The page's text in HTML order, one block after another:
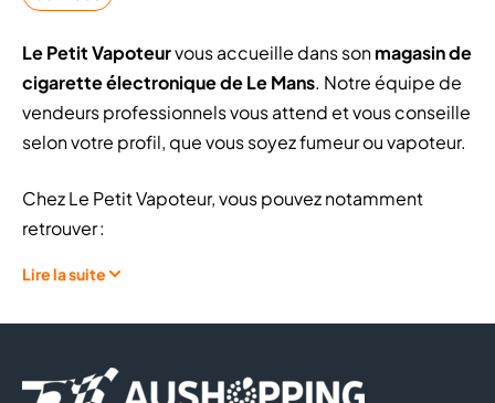
Le Petit Vapoteurvous accueille dans sonmagasin de
cigarette électronique de Le Mans. Notre équipe de
vendeurs professionnels vous attend et vous conseille
selon votre profil, que vous soyez fumeur ou vapoteur.
Chez Le Petit Vapoteur, vous pouvez notamment
retrouver :
Descigarettes électroniques
créer vos propres mélanges
Lire la suite